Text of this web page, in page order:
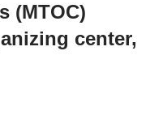
(MTOC)
center,